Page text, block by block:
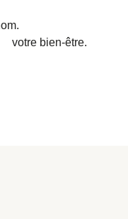
votre bien-être.